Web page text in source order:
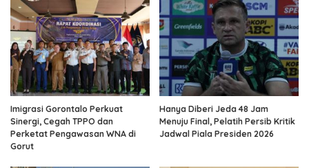
Imigrasi Gorontalo Perkuat
Sinergi, Cegah TPPO dan
Perketat Pengawasan WNA di
Gorut
Hanya Diberi Jeda 48 Jam
Menuju Final, Pelatih Persib Kritik
Jadwal Piala Presiden 2026